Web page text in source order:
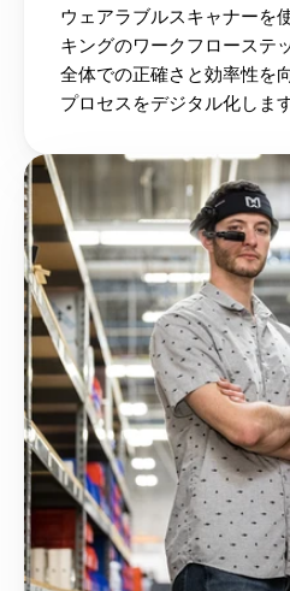
ウェアラブルスキャナーを
キングのワークフローステ
全体での正確さと効率性を
プロセスをデジタル化します